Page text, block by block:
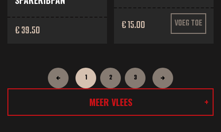
MEER VLEES
€ 39.50 € 15.00 VOEG TOE
1 2 3